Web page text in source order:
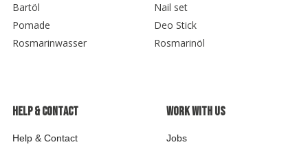
Bartöl
Nail set
Pomade
Deo Stick
Rosmarinwasser
Rosmarinöl
Help & contact
Help & Contact
Work with us
Jobs